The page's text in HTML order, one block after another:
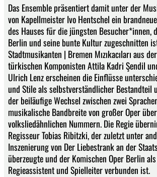
Das Ensemble präsentiert damit unter der
von Kapellmeister Ivo Hentschel ein
des Hauses für die jüngsten Besucher*innen,
Berlin und seine bunte Kultur zugeschnitten
Stadtmusikanten | Bremen Mızıkacıları aus
türkischen Komponisten Attila Kadri Şendil
Ulrich Lenz erscheinen die Einflüsse
und Stile als selbstverständlicher Bestandteil
der beiläufige Wechsel zwischen zwei
musikalische Bandbreite von großer Oper
volksliedähnlichen Nummern. Die Regie
Regisseur Tobias Ribitzki, der zuletzt unter
Inszenierung von Der Liebestrank an der
überzeugte und der Komischen Oper Berlin
Regieassistent und Spielleiter verbunden ist.